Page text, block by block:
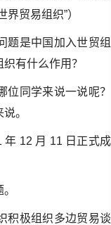
贸易组织”）
题是中国加入世贸组
有什么作用？
位同学来说一说呢？
。
年 12 月 11 日正式成
积极组织多边贸易谈